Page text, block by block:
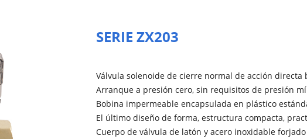
SERIE ZX203
Válvula solenoide de cierre normal de acción directa
Arranque a presión cero, sin requisitos de presión
Bobina impermeable encapsulada en plástico
El último diseño de forma, estructura compacta,
Cuerpo de válvula de latón y acero inoxidable